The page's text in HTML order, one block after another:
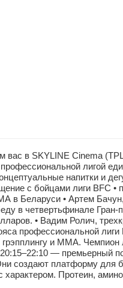
SKYLINE Cinema (ТРЦ
лигой
напитки и
с бойцами лиги BFC
Беларуси • Артем
в четвертьфинале Гран-
• Вадим Ролич,
профессиональной
и ММА. Чемпион
— премьерный
создают платформу для
Протеин,